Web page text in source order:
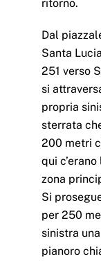
ritorno.
Dal
Santa
251 verso
si
propria
sterrata
200 metri
qui
zona
Si
per 250
sinistra
pianoro